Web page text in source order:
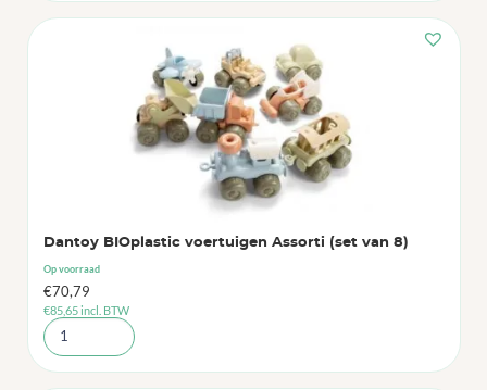
Dantoy BIOplastic voertuigen Assorti (set van 8)
Op voorraad
€70,79
€85,65incl. BTW